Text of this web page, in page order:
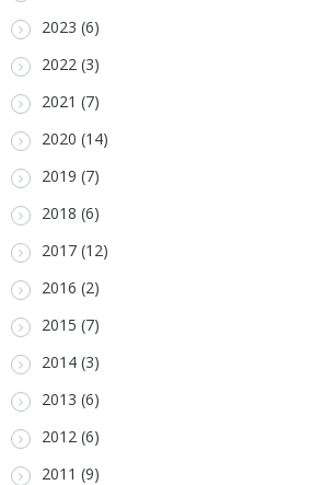
2023 (6)
2022 (3)
2021 (7)
2020 (14)
2019 (7)
2018 (6)
2017 (12)
2016 (2)
2015 (7)
2014 (3)
2013 (6)
2012 (6)
2011 (9)